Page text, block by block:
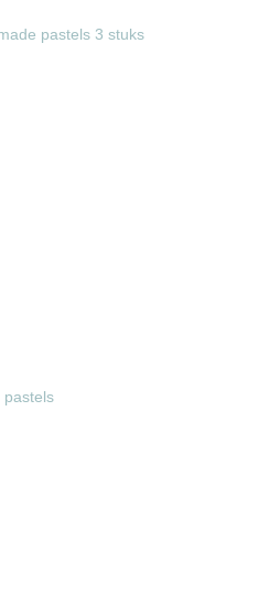
pastels 3 stuks
pastels